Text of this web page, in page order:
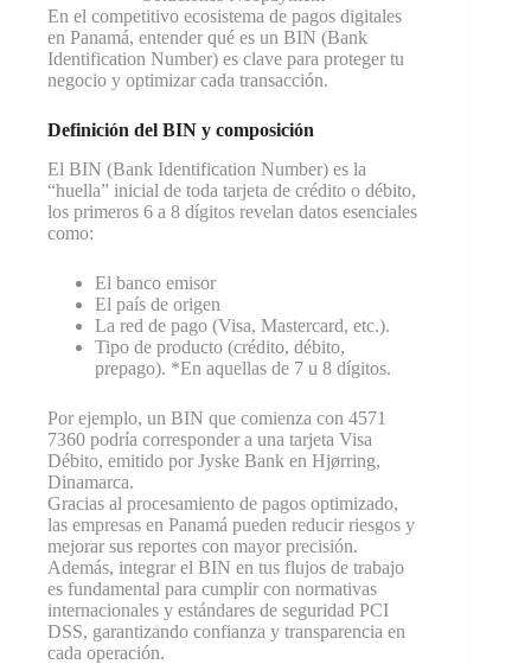
En el competitivo ecosistema de pagos digitales
en Panamá, entender qué es un BIN (Bank
Identification Number) es clave para proteger tu
negocio y optimizar cada transacción.
Definición del BIN y composición
El BIN (Bank Identification Number) es la
“huella” inicial de toda tarjeta de crédito o débito,
los primeros 6 a 8 dígitos revelan datos esenciales
como:
El banco emisor
El país de origen
La red de pago (Visa, Mastercard, etc.).
Tipo de producto (crédito, débito,
prepago). *En aquellas de 7 u 8 dígitos.
Por ejemplo, un BIN que comienza con 4571
7360 podría corresponder a una tarjeta Visa
Débito, emitido por Jyske Bank en Hjørring,
Dinamarca.
Gracias al procesamiento de pagos optimizado,
las empresas en Panamá pueden reducir riesgos y
mejorar sus reportes con mayor precisión.
Además, integrar el BIN en tus flujos de trabajo
es fundamental para cumplir con normativas
internacionales y estándares de seguridad PCI
DSS, garantizando confianza y transparencia en
cada operación.